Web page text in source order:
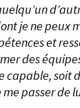
je ne peux
et
des
capable, soit
passer de